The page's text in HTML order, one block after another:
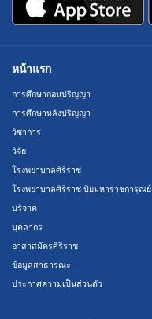
หน้าแรก
การศึกษาก่อนปริญญา
การศึกษาหลังปริญญา
วิชาการ
วิจัย
โรงพยาบาลศิริราช
โรงพยาบาลศิริราช ปิยมหาราชการุณย์
บริจาค
บุคลากร
อาสาสมัครศิริราช
ข้อมูลสาธารณะ
ประกาศความเป็นส่วนตัว